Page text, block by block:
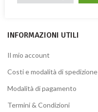
INFORMAZIONI UTILI
Il mio account
Costi e modalità di spedizione
Modalità di pagamento
Termini & Condizioni